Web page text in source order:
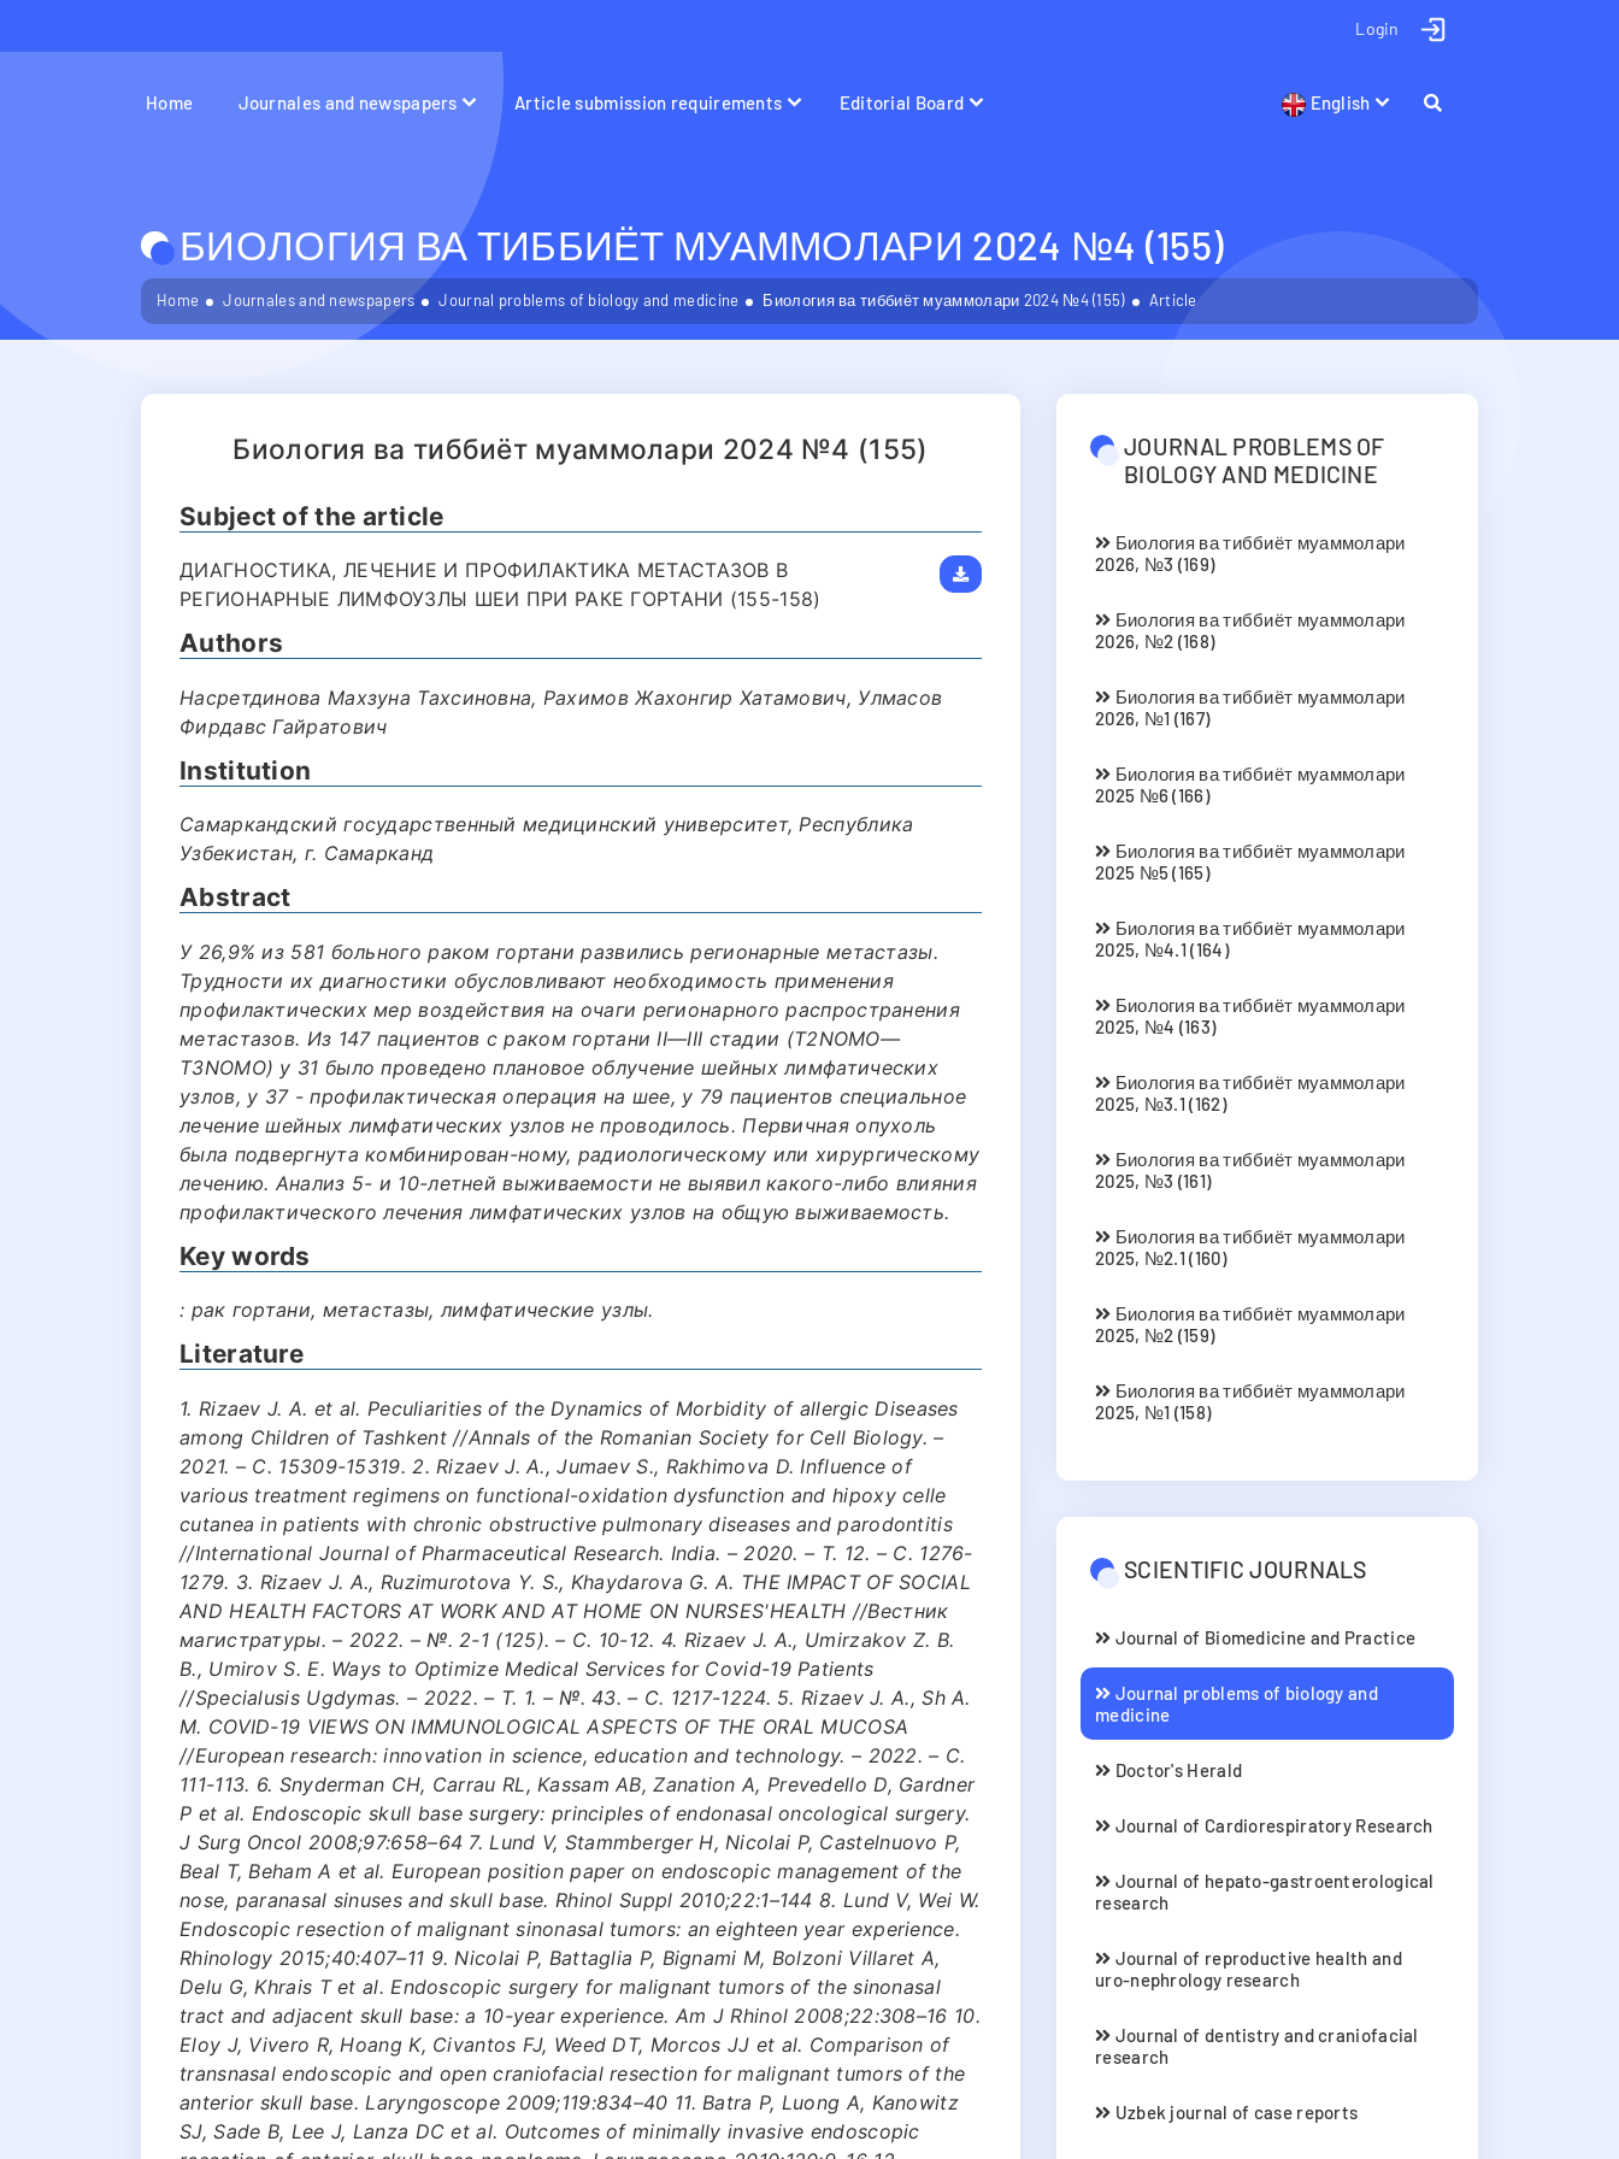
Login
Home Journales and newspapers Article submission requirements Editorial Board English
БИОЛОГИЯ ВА ТИББИЁТ МУАММОЛАРИ 2024 №4 (155)
Home Journales and newspapers Journal problems of biology and medicine Биология ва тиббиёт муаммолари 2024 №4 (155) Article
Биология ва тиббиёт муаммолари 2024 №4 (155)
Subject of the article
ДИАГНОСТИКА, ЛЕЧЕНИЕ И ПРОФИЛАКТИКА МЕТАСТАЗОВ В
РЕГИОНАРНЫЕ ЛИМФОУЗЛЫ ШЕИ ПРИ РАКЕ ГОРТАНИ (155-158)
Authors
Насретдинова Махзуна Тахсиновна, Рахимов Жахонгир Хатамович, Улмасов
Фирдавс Гайратович
Institution
Самаркандский государственный медицинский университет, Республика
Узбекистан, г. Самарканд
Abstract
У 26,9% из 581 больного раком гортани развились регионарные метастазы.
Трудности их диагностики обусловливают необходимость применения
профилактических мер воздействия на очаги регионарного распространения
метастазов. Из 147 пациентов с раком гортани II—III стадии (T2NOMO—
T3NOMO) у 31 было проведено плановое облучение шейных лимфатических
узлов, у 37 - профилактическая операция на шее, у 79 пациентов специальное
лечение шейных лимфатических узлов не проводилось. Первичная опухоль
была подвергнута комбинирован-ному, радиологическому или хирургическому
лечению. Анализ 5- и 10-летней выживаемости не выявил какого-либо влияния
профилактического лечения лимфатических узлов на общую выживаемость.
Key words
: рак гортани, метастазы, лимфатические узлы.
Literature
1. Rizaev J. A. et al. Peculiarities of the Dynamics of Morbidity of allergic Diseases
among Children of Tashkent //Annals of the Romanian Society for Cell Biology. –
2021. – С. 15309-15319. 2. Rizaev J. A., Jumaev S., Rakhimova D. Influence of
various treatment regimens on functional-oxidation dysfunction and hipoxy celle
cutanea in patients with chronic obstructive pulmonary diseases and parodontitis
//International Journal of Pharmaceutical Research. India. – 2020. – Т. 12. – С. 1276-
1279. 3. Rizaev J. A., Ruzimurotova Y. S., Khaydarova G. A. THE IMPACT OF SOCIAL
AND HEALTH FACTORS AT WORK AND AT HOME ON NURSES'HEALTH //Вестник
магистратуры. – 2022. – №. 2-1 (125). – С. 10-12. 4. Rizaev J. A., Umirzakov Z. B.
B., Umirov S. E. Ways to Optimize Medical Services for Covid-19 Patients
//Specialusis Ugdymas. – 2022. – Т. 1. – №. 43. – С. 1217-1224. 5. Rizaev J. A., Sh A.
M. COVID-19 VIEWS ON IMMUNOLOGICAL ASPECTS OF THE ORAL MUCOSA
//European research: innovation in science, education and technology. – 2022. – С.
111-113. 6. Snyderman CH, Carrau RL, Kassam AB, Zanation A, Prevedello D, Gardner
P et al. Endoscopic skull base surgery: principles of endonasal oncological surgery.
J Surg Oncol 2008;97:658–64 7. Lund V, Stammberger H, Nicolai P, Castelnuovo P,
Beal T, Beham A et al. European position paper on endoscopic management of the
nose, paranasal sinuses and skull base. Rhinol Suppl 2010;22:1–144 8. Lund V, Wei W.
Endoscopic resection of malignant sinonasal tumors: an eighteen year experience.
Rhinology 2015;40:407–11 9. Nicolai P, Battaglia P, Bignami M, Bolzoni Villaret A,
Delu G, Khrais T et al. Endoscopic surgery for malignant tumors of the sinonasal
tract and adjacent skull base: a 10-year experience. Am J Rhinol 2008;22:308–16 10.
Eloy J, Vivero R, Hoang K, Civantos FJ, Weed DT, Morcos JJ et al. Comparison of
transnasal endoscopic and open craniofacial resection for malignant tumors of the
anterior skull base. Laryngoscope 2009;119:834–40 11. Batra P, Luong A, Kanowitz
SJ, Sade B, Lee J, Lanza DC et al. Outcomes of minimally invasive endoscopic
JOURNAL PROBLEMS OF
BIOLOGY AND MEDICINE
Биология ва тиббиёт муаммолари
2026, №3 (169)
Биология ва тиббиёт муаммолари
2026, №2 (168)
Биология ва тиббиёт муаммолари
2026, №1 (167)
Биология ва тиббиёт муаммолари
2025 №6 (166)
Биология ва тиббиёт муаммолари
2025 №5 (165)
Биология ва тиббиёт муаммолари
2025, №4.1 (164)
Биология ва тиббиёт муаммолари
2025, №4 (163)
Биология ва тиббиёт муаммолари
2025, №3.1 (162)
Биология ва тиббиёт муаммолари
2025, №3 (161)
Биология ва тиббиёт муаммолари
2025, №2.1 (160)
Биология ва тиббиёт муаммолари
2025, №2 (159)
Биология ва тиббиёт муаммолари
2025, №1 (158)
SCIENTIFIC JOURNALS
Journal of Biomedicine and Practice
Journal problems of biology and
medicine
Doctor's Herald
Journal of Cardiorespiratory Research
Journal of hepato-gastroenterological
research
Journal of reproductive health and
uro-nephrology research
Journal of dentistry and craniofacial
research
Uzbek journal of case reports